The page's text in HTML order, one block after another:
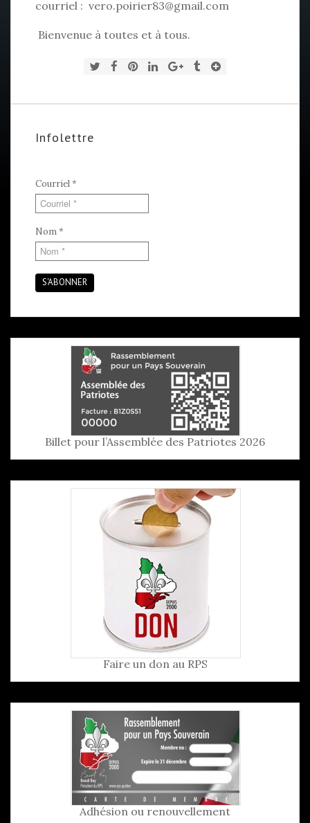
courriel : vero.poirier83@gmail.com
Bienvenue à toutes et à tous.
Infolettre
Courriel*
Nom*
S'ABONNER
Billet pour l’Assemblée des Patriotes 2026
Faire un don au RPS
Adhésion ou renouvellement